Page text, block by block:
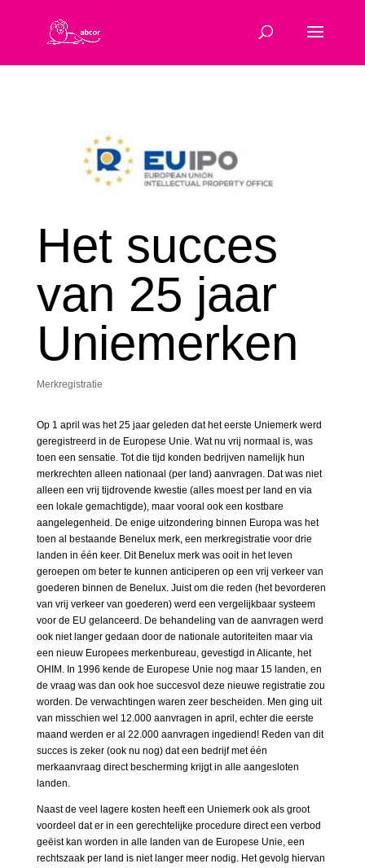
Het succes
van 25 jaar
Uniemerken
Merkregistratie
Op 1 april was het 25 jaar geleden dat het eerste Uniemerk werd
geregistreerd in de Europese Unie. Wat nu vrij normaal is, was
toen een sensatie. Tot die tijd konden bedrijven namelijk hun
merkrechten alleen nationaal (per land) aanvragen. Dat was niet
alleen een vrij tijdrovende kwestie (alles moest per land en via
een lokale gemachtigde), maar vooral ook een kostbare
aangelegenheid. De enige uitzondering binnen Europa was het
toen al bestaande Benelux merk, een merkregistratie voor drie
landen in één keer. Dit Benelux merk was ooit in het leven
geroepen om beter te kunnen anticiperen op een vrij verkeer van
goederen binnen de Benelux. Juist om die reden (het bevorderen
van vrij verkeer van goederen) werd een vergelijkbaar systeem
voor de EU gelanceerd. De behandeling van de aanvragen werd
ook niet langer gedaan door de nationale autoriteiten maar via
een nieuw Europees merkenbureau, gevestigd in Alicante, het
OHIM. In 1996 kende de Europese Unie nog maar 15 landen, en
de vraag was dan ook hoe succesvol deze nieuwe registratie zou
worden. De verwachtingen waren zeer bescheiden. Men ging uit
van misschien wel 12.000 aanvragen in april, echter die eerste
maand werden er al 22.000 aanvragen ingediend! Reden van dit
succes is zeker (ook nu nog) dat een bedrijf met één
merkaanvraag direct bescherming krijgt in alle aangesloten
landen.
Naast de veel lagere kosten heeft een Uniemerk ook als groot
voordeel dat er in een gerechtelijke procedure direct een verbod
geëist kan worden in alle landen van de Europese Unie, een
rechtszaak per land is niet langer meer nodig. Het gevolg hiervan